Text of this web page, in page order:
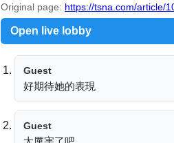
Original page: https://tsna.com/article/
Open live lobby
Guest
好期待她的表現
Guest